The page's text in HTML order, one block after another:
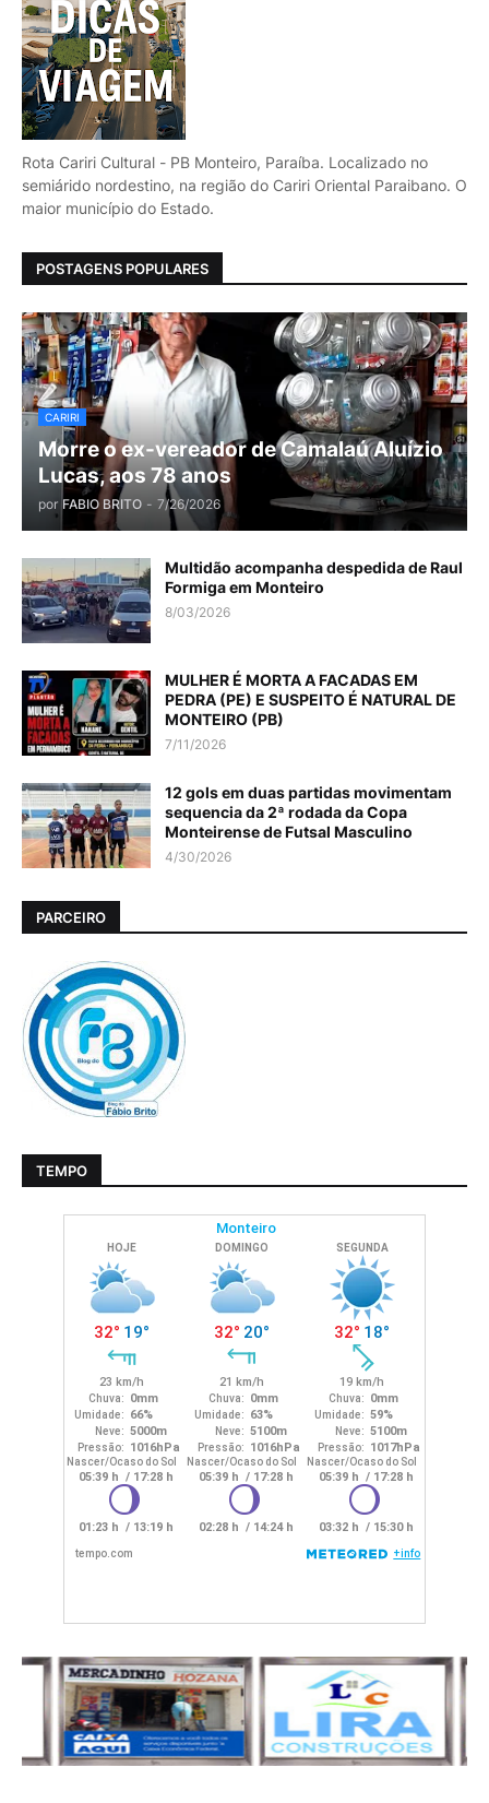
Rota Cariri Cultural - PB Monteiro, Paraíba. Localizado no
semiárido nordestino, na região do Cariri Oriental Paraibano. O
maior município do Estado.
POSTAGENS POPULARES
CARIRI
Morre o ex-vereador de Camalaú Aluízio
Lucas, aos 78 anos
por FABIO BRITO - 7/26/2026
Multidão acompanha despedida de Raul
Formiga em Monteiro
8/03/2026
MULHER É MORTA A FACADAS EM
PEDRA (PE) E SUSPEITO É NATURAL DE
MONTEIRO (PB)
7/11/2026
12 gols em duas partidas movimentam
sequencia da 2ª rodada da Copa
Monteirense de Futsal Masculino
4/30/2026
PARCEIRO
TEMPO